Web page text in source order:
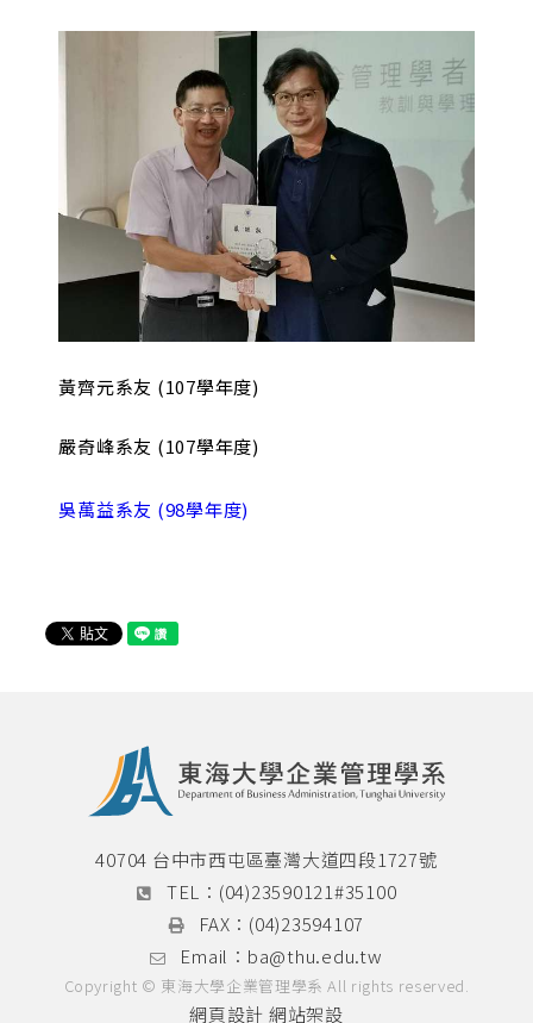
黃齊元系友 (107學年度)
嚴奇峰系友 (107學年度)
吳萬益系友 (98學年度)
40704 台中市西屯區臺灣大道四段1727號
TEL： (04)23590121#35100
FAX： (04)23594107
Email： ba@thu.edu.tw
Copyright © 東海大學企業管理學系 All rights reserved.
網頁設計 網站架設